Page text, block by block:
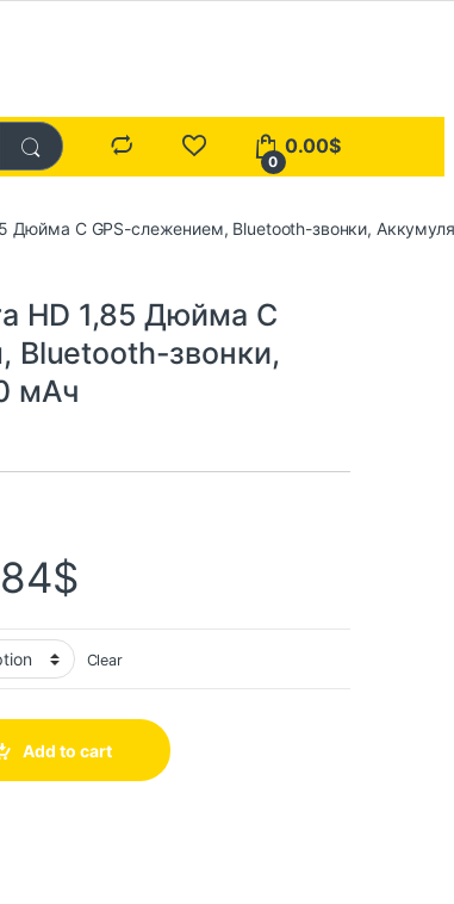
0
0.00$
Дюйма С GPS-слежением, Bluetooth-звонки,
HD 1,85 Дюйма С
Bluetooth-звонки,
мАч
$
Clear
Add to cart